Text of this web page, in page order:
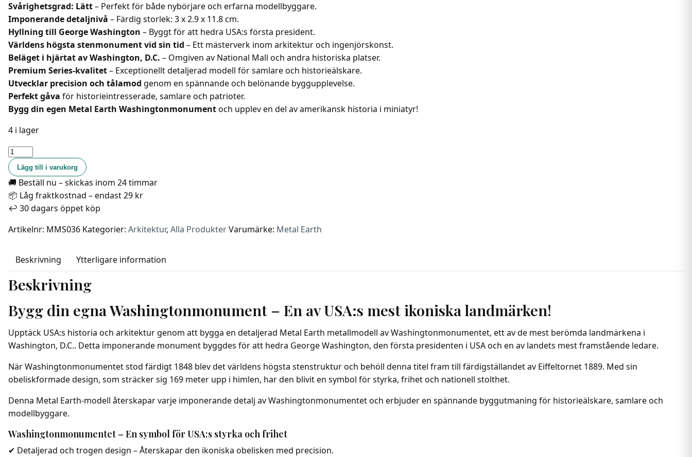
Svårighetsgrad: Lätt– Perfekt för både nybörjare och erfarna modellbyggare.
Imponerande detaljnivå – Färdig storlek: 3 x 2.9 x 11.8 cm.
Hyllning till George Washington – Byggt för att hedra USA:s första president.
Världens högsta stenmonument vid sin tid – Ett mästerverk inom arkitektur och ingenjörskonst.
Beläget i hjärtat av Washington, D.C. – Omgiven av National Mall och andra historiska platser.
Premium Series-kvalitet– Exceptionellt detaljerad modell för samlare och historieälskare.
Utvecklar precision och tålamod genom en spännande och belönande byggupplevelse.
Perfekt gåva för historieintresserade, samlare och patrioter.
Bygg din egen Metal Earth Washingtonmonumentoch upplev en del av amerikansk historia i miniatyr!
4 i lager
Metal
Earth
-
Washingtonmonumentet
-
Obelisk
mängd
Lägg till i varukorg
🚚 Beställ nu – skickas inom 24 timmar
📦 Låg fraktkostnad – endast 29 kr
↩️ 30 dagars öppet köp
Artikelnr: MMS036 Kategorier: Arkitektur, Alla ProdukterVarumärke: Metal Earth
Beskrivning Ytterligare information
Beskrivning
Bygg din egna Washingtonmonument – En av USA:s mest ikoniska landmärken!
Upptäck USA:s historia och arkitektur genom att bygga en detaljerad Metal Earth metallmodell av Washingtonmonumentet, ett av de mest berömda landmärkena i
Washington, D.C.. Detta imponerande monument byggdes för att hedra George Washington, den första presidenten i USA och en av landets mest framstående ledare.
När Washingtonmonumentet stod färdigt 1848 blev det världens högsta stenstruktur och behöll denna titel fram till färdigställandet av Eiffeltornet 1889. Med sin
obeliskformade design, som sträcker sig 169 meter upp i himlen, har den blivit en symbol för styrka, frihet och nationell stolthet.
Denna Metal Earth-modell återskapar varje imponerande detalj av Washingtonmonumentet och erbjuder en spännande byggutmaning för historieälskare, samlare och
modellbyggare.
Washingtonmonumentet – En symbol för USA:s styrka och frihet
✔ Detaljerad och trogen design – Återskapar den ikoniska obelisken med precision.